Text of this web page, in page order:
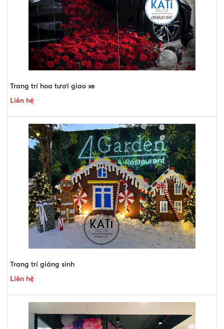
Trang trí hoa tươi giao xe
Liên hệ
Trang trí giáng sinh
Liên hệ